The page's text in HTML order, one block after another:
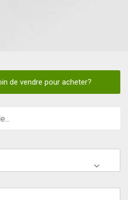
de vendre pour acheter?